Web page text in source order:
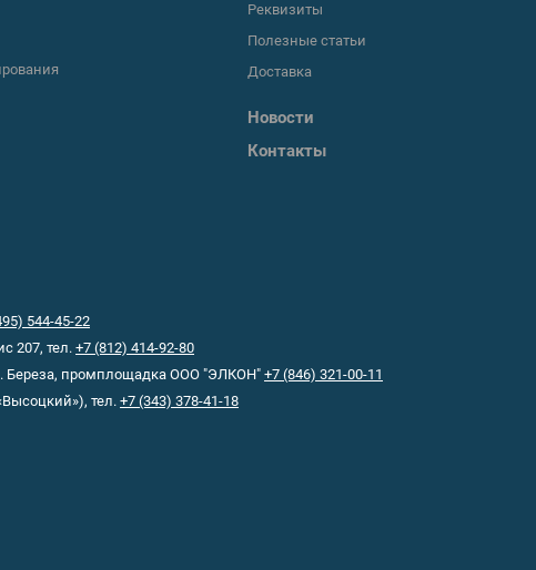
Реквизиты
Полезные статьи
Доставка
Новости
Контакты
544-45-22
207, тел. +7 (812) 414-92-80
Береза, промплощадка ООО "ЭЛКОН" +7 (846) 321-00-11
тел. +7 (343) 378-41-18